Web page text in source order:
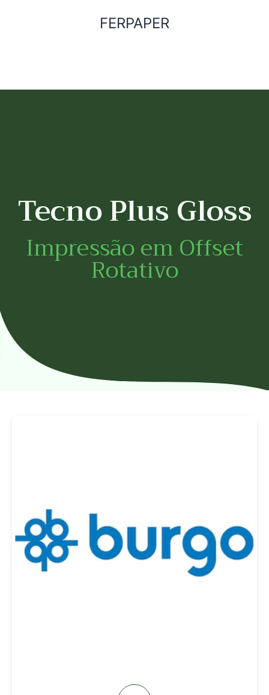
FERPAPER
Tecno Plus Gloss
Impressão em Offset
Rotativo